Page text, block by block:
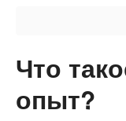
Что
опыт?